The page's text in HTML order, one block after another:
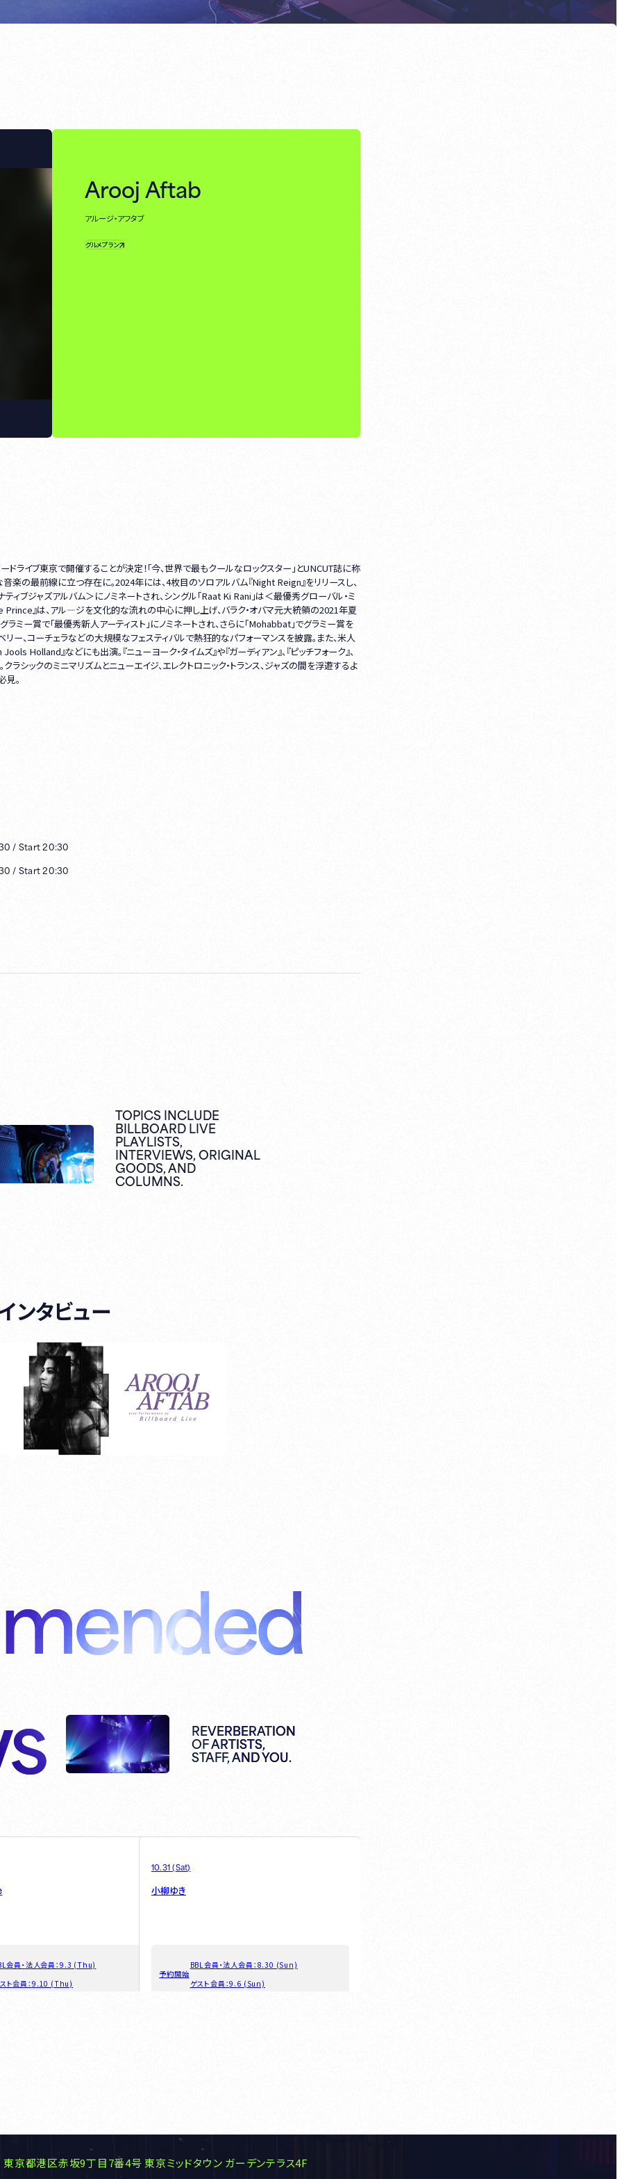
Arooj Aftab
アルージ・アフタブ
グルメプラン
ライブ東京で開催することが決定！「今、世界で最もクールなロックスター」とUNCUT誌に称
楽の最前線に立つ存在に。2024年には、4枚目のソロアルバム『Night Reign』をリリースし、
ブジャズアルバム＞にノミネートされ、シングル「Raat Ki Rani」は＜最優秀グローバル・ミ
Prince』は、アル―ジを文化的な流れの中心に押し上げ、バラク・オバマ元大統領の2021年夏
ミー賞で「最優秀新人アーティスト」にノミネートされ、さらに「Mohabbat」でグラミー賞を
リー、コーチェラなどの大規模なフェスティバルで熱狂的なパフォーマンスを披露。また、米人
Holland』などにも出演。『ニューヨーク・タイムズ』や『ガーディアン』、『ピッチフォーク』、
ラシックのミニマリズムとニューエイジ、エレクトロニック・トランス、ジャズの間を浮遊するよ
。
/ Start20:30
/ Start20:30
TOPICS INCLUDE
BILLBOARD LIVE
PLAYLISTS,
INTERVIEWS,ORIGINAL
GOODS,AND
COLUMNS.
ンタビュー
REVERBERATION
OF ARTISTS,
STAFF, AND YOU.
会員・法人会員： 9.3 (Thu)
ト会員： 9.10 (Thu)
10.31(Sat)
小柳ゆき
予約開始
BBL会員・法人会員： 8.30 (Sun)
ゲスト会員：9.6 (Sun)
東京都港区赤坂9丁目7番4号 東京ミッドタウン ガーデンテラス4F